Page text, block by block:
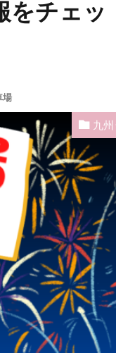
をチェッ
場
九州